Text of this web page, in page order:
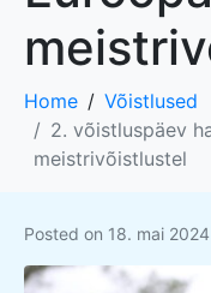
Home
Võistlused
2. võistluspäev
meistrivõistlustel
Posted on 18. mai 2024